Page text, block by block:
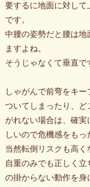
要するに地面に対して
です。
中腰の姿勢だと腰は
ますよね。
そうじゃなくて垂直で
しゃがんで前弯をキ
ついてしまったり、ど
がれない場合は、確
しいので危機感をもっ
当然転倒リスクも高く
自重のみでも正しく
の掛からない動作を身